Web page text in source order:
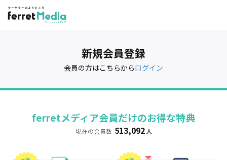
新規会員登録
会員の方はこちらからログイン
ferretメディア会員だけのお得な特典
現在の会員数 513,092 人